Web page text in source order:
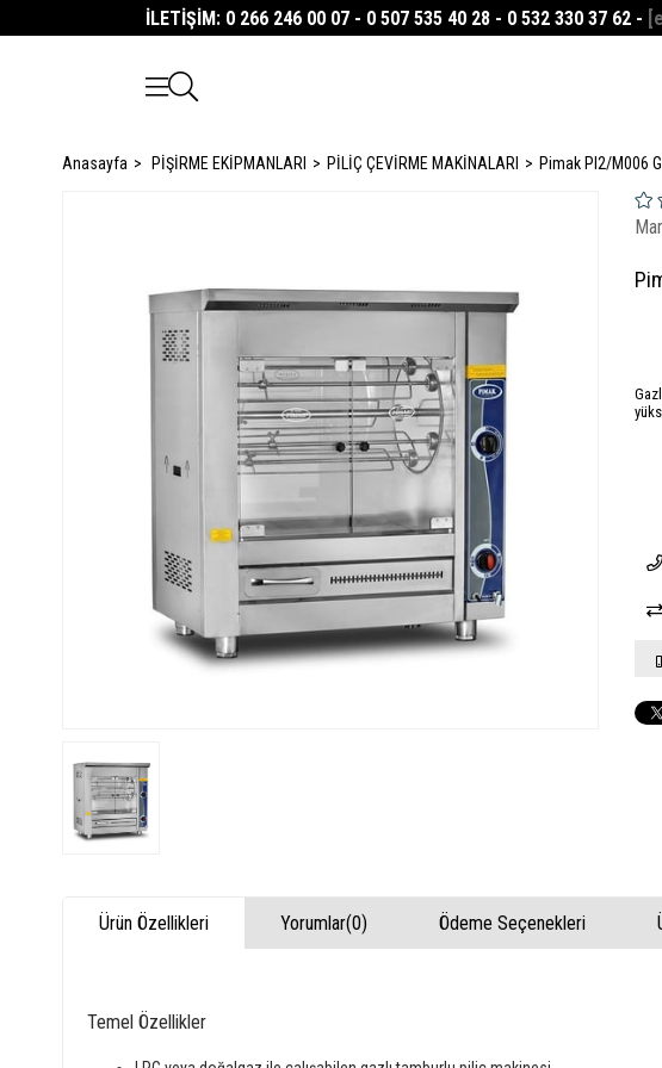
İLETİŞİM: 0 266 246 00 07 - 0 507 535 40 28 - 0 532 330 37 62 -
Anasayfa PİŞİRME EKİPMANLARI PİLİÇ ÇEVİRME MAKİNALARI Pimak PI2/M006
Ürün Özellikleri Yorumlar(0) Ödeme Seçenekleri
Temel Özellikler